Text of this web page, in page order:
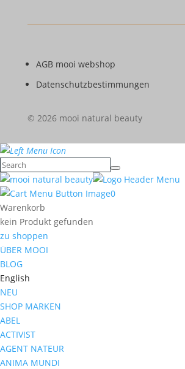
AGB mooi webshop
Datenschutzbestimmungen
© 2026 mooi natural beauty
0
Warenkorb
kein Produkt gefunden
zu shoppen
ÜBER MOOI
BLOG
English
NEU
SHOP MARKEN
ABEL
ACTIVIST
AGENT NATEUR
ANIMA MUNDI